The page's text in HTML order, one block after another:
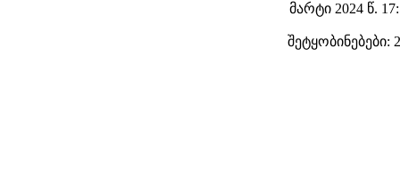
მარტი 2024 წ.
შეტყობინებები: